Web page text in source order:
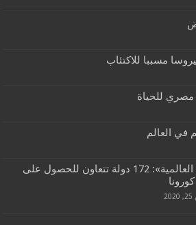
مسببا للاكتئاب
في العالم
«الصحة العالمية»: 172 دولة تتعاون للحصول على